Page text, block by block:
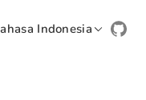
Indonesia